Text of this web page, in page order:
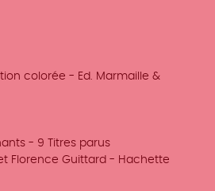
colorée - Ed. Marmaille &
- 9 Titres parus
Florence Guittard - Hachette